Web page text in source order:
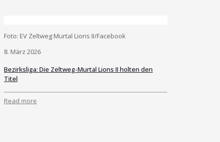
Foto: EV Zeltweg Murtal Lions II/Facebook
8. März 2026
Bezirksliga: Die Zeltweg-Murtal Lions II holten den
Titel
Read more